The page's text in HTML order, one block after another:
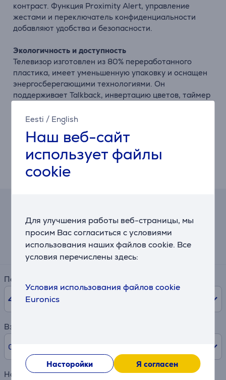
Eesti / English
Наш веб-сайт
использует файлы
cookie
Для улучшения работы веб-страницы, мы
просим Вас согласиться с условиями
использования наших файлов cookie. Все
условия перечислены здесь:
Условия использования файлов cookie
Euronics
Насторойки Я согласен
контраст. Функция Proximity Alert, управление
жестами и переключатель конфиденциальности
добавляют удобства и безопасности.
Экологичность и доступность
Телевизор изготовлен из 80% переработанного
пластика, имеет уменьшенную упаковку и оснащен
энергосберегающими технологиями. Он
поддерживает Talkback, инвертацию цветов, таймер
наслаждатьсяконтентом
ЧеткиедиалогисVoiceZoom3™
Основанная на ИИтехнологияраспознает
человеческиеголосаи делаетихслышимыми
дажевтихихили
Примерный размер ежемесячного платежа
34 €
Период
48 мес.
Взнос
0% /
Наименование товара